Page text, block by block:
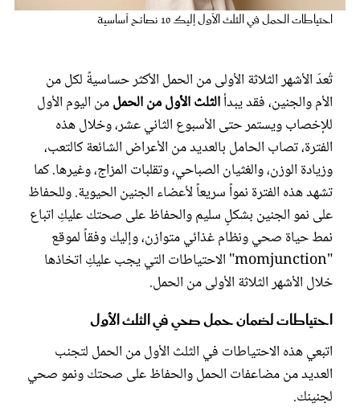
احتياطات الحمل في الثلث الأول إليك 10 نصائح أساسية
تُعدّ الأشهر الثلاثة الأولى من الحمل الأكثر حساسيةً لكل من
الأم والجنين، فقد يبدأالثلث الأول من الحملمن اليوم الأول
للإخصاب ويستمر حتى الأسبوع الثاني عشر، وخلال هذه
الفترة، تصاب الحامل بالعديد من الأعراض الشائعة كالتعب،
وزيادة الوزن، والغثيان الصباحي، وتقلبات المزاج، وغيرها. كما
تشهد هذه الفترة نمواً سريعاً لأعضاء الجنين الحيوية. وللحفاظ
على نمو الجنين بشكلٍ سليم والحفاظ على صحتك عليكِ اتباع
نمط حياة صحي ونظام غذائي متوازن، وإليك وفقاً لموقع
"momjunction" الاحتياطات التي يجب عليكِ اتخاذها
خلال الأشهر الثلاثة الأولى من الحمل.
احتياطات لضمان حمل صحي في الثلث الأول
اتبعي هذه الاحتياطات في الثلث الأول من الحمل لتجنب
العديد من مضاعفات الحمل والحفاظ على صحتك ونمو صحي
لجنينك.
مجلة سيدتي
غلاف رفمي